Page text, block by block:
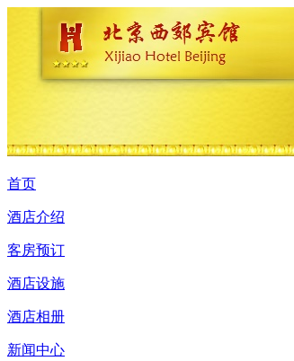
首页
酒店介绍
客房预订
酒店设施
酒店相册
新闻中心